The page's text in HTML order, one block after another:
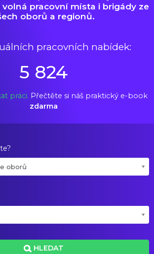
volná pracovní místa i brigády ze
oborů a regionů.
pracovních nabídek:
5 824
práci. Přečtěte si náš praktický e-book
zdarma
oborů
HLEDAT